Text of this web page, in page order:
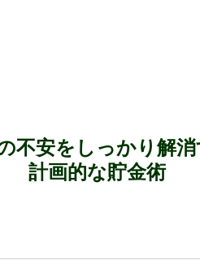
不安をしっかり解消
計画的な貯金術